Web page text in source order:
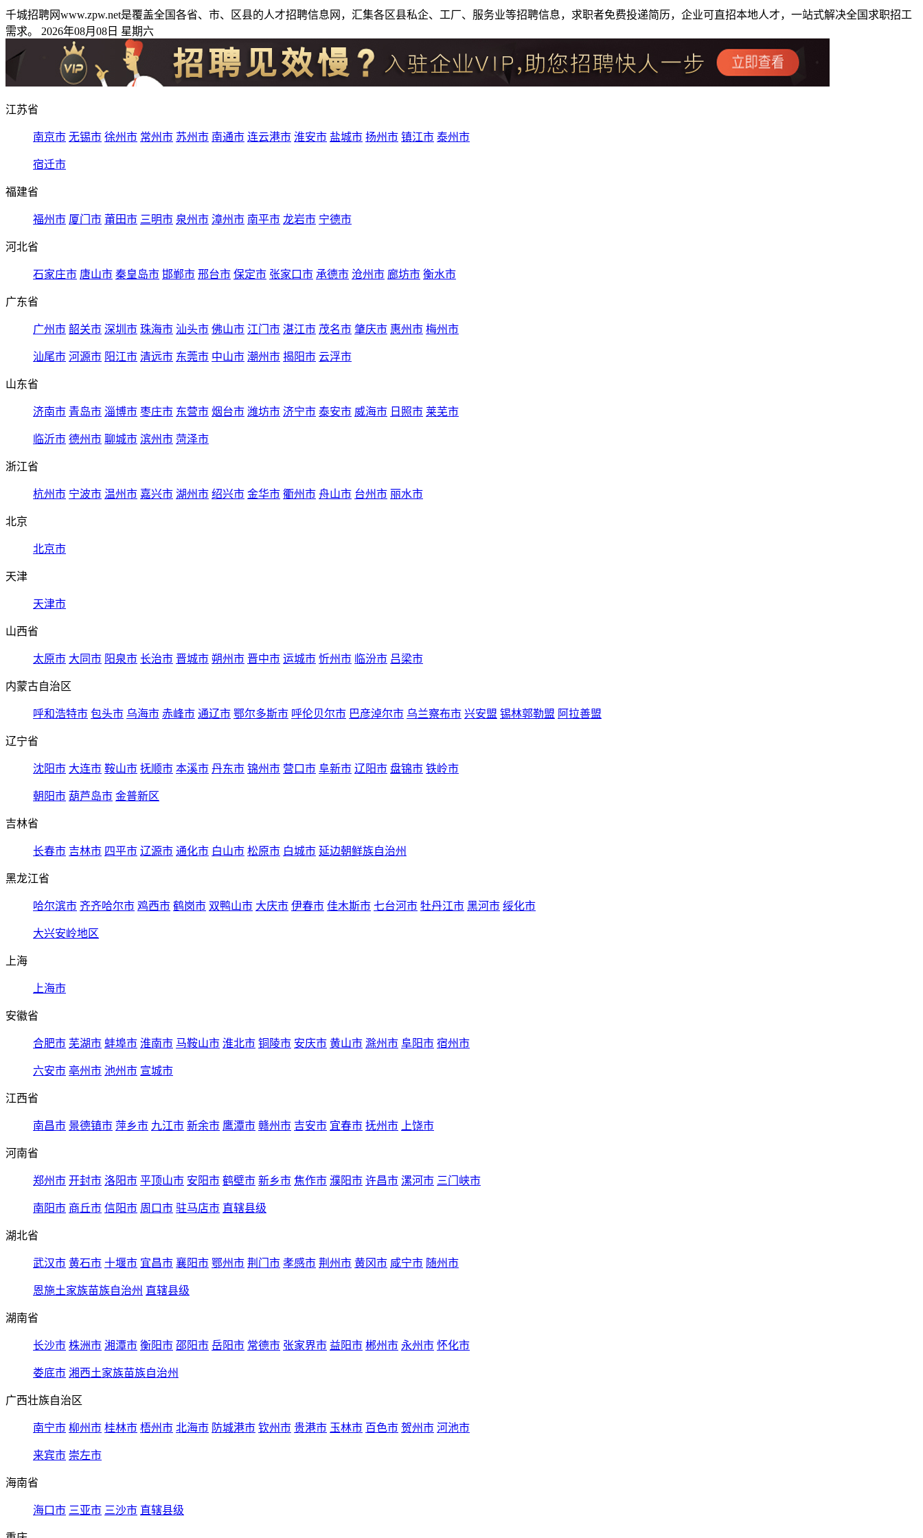
千城招聘网www.zpw.net是覆盖全国各省、市、区县的人才招聘信息网，汇集各区县私企、工厂、服务业等招聘信息，求职者免费投递简历，企业可直招本地人才，一站式解决全国求职招工
需求。 2026年08月08日 星期六
江苏省
南京市 无锡市 徐州市 常州市 苏州市 南通市 连云港市 淮安市 盐城市 扬州市 镇江市 泰州市
宿迁市
福建省
福州市 厦门市 莆田市 三明市 泉州市 漳州市 南平市 龙岩市 宁德市
河北省
石家庄市 唐山市 秦皇岛市 邯郸市 邢台市 保定市 张家口市 承德市 沧州市 廊坊市 衡水市
广东省
广州市 韶关市 深圳市 珠海市 汕头市 佛山市 江门市 湛江市 茂名市 肇庆市 惠州市 梅州市
汕尾市 河源市 阳江市 清远市 东莞市 中山市 潮州市 揭阳市 云浮市
山东省
济南市 青岛市 淄博市 枣庄市 东营市 烟台市 潍坊市 济宁市 泰安市 威海市 日照市 莱芜市
临沂市 德州市 聊城市 滨州市 菏泽市
浙江省
杭州市 宁波市 温州市 嘉兴市 湖州市 绍兴市 金华市 衢州市 舟山市 台州市 丽水市
北京
北京市
天津
天津市
山西省
太原市 大同市 阳泉市 长治市 晋城市 朔州市 晋中市 运城市 忻州市 临汾市 吕梁市
内蒙古自治区
呼和浩特市 包头市 乌海市 赤峰市 通辽市 鄂尔多斯市 呼伦贝尔市 巴彦淖尔市 乌兰察布市 兴安盟 锡林郭勒盟 阿拉善盟
辽宁省
沈阳市 大连市 鞍山市 抚顺市 本溪市 丹东市 锦州市 营口市 阜新市 辽阳市 盘锦市 铁岭市
朝阳市 葫芦岛市 金普新区
吉林省
长春市 吉林市 四平市 辽源市 通化市 白山市 松原市 白城市 延边朝鲜族自治州
黑龙江省
哈尔滨市 齐齐哈尔市 鸡西市 鹤岗市 双鸭山市 大庆市 伊春市 佳木斯市 七台河市 牡丹江市 黑河市 绥化市
大兴安岭地区
上海
上海市
安徽省
合肥市 芜湖市 蚌埠市 淮南市 马鞍山市 淮北市 铜陵市 安庆市 黄山市 滁州市 阜阳市 宿州市
六安市 亳州市 池州市 宣城市
江西省
南昌市 景德镇市 萍乡市 九江市 新余市 鹰潭市 赣州市 吉安市 宜春市 抚州市 上饶市
河南省
郑州市 开封市 洛阳市 平顶山市 安阳市 鹤壁市 新乡市 焦作市 濮阳市 许昌市 漯河市 三门峡市
南阳市 商丘市 信阳市 周口市 驻马店市 直辖县级
湖北省
武汉市 黄石市 十堰市 宜昌市 襄阳市 鄂州市 荆门市 孝感市 荆州市 黄冈市 咸宁市 随州市
恩施土家族苗族自治州 直辖县级
湖南省
长沙市 株洲市 湘潭市 衡阳市 邵阳市 岳阳市 常德市 张家界市 益阳市 郴州市 永州市 怀化市
娄底市 湘西土家族苗族自治州
广西壮族自治区
南宁市 柳州市 桂林市 梧州市 北海市 防城港市 钦州市 贵港市 玉林市 百色市 贺州市 河池市
来宾市 崇左市
海南省
海口市 三亚市 三沙市 直辖县级